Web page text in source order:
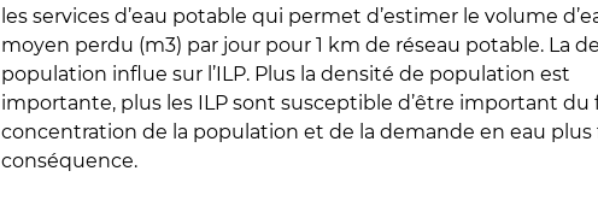
les services d’eau potable qui permet d’estimer le volume
moyen perdu (m3) par jour pour 1 km de réseau potable. La
population influe sur l’ILP. Plus la densité de population est
importante, plus les ILP sont susceptible d’être important du
concentration de la population et de la demande en eau plus
conséquence.